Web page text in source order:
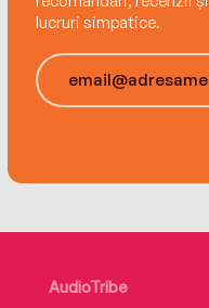
faith.
lucruri simpatice.
AudioTribe